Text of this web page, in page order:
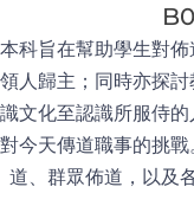
本科旨在幫助學生對佈
領人歸主；同時亦探
識文化至認識所服侍
對今天傳道職事的挑
道、群眾佈道，以及